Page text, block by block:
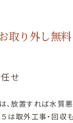
取り外し無料
せ
、放置すれば水質
は取外工事・回収